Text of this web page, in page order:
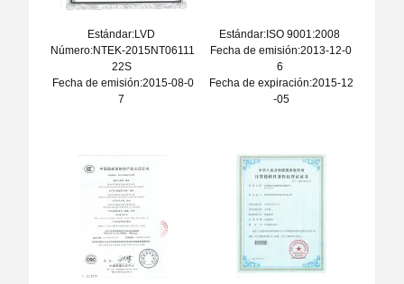
Estándar:LVD
Número:NTEK-2015NT06111
22S
Fecha de emisión:2015-08-0
7
Estándar:ISO 9001:2008
Fecha de emisión:2013-12-0
6
Fecha de expiración:2015-12
-05